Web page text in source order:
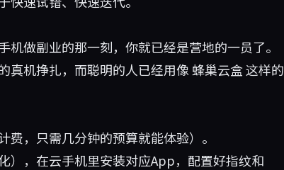
做副业的那一刻，你就已经是营地的一员了。
真机挣扎，而聪明的人已经用像 蜂巢云盒这样的
，只需几分钟的预算就能体验）。
），在云手机里安装对应App，配置好指纹和